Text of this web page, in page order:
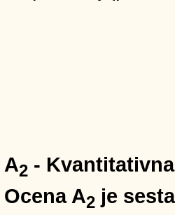
A2 -
Ocena A2 je